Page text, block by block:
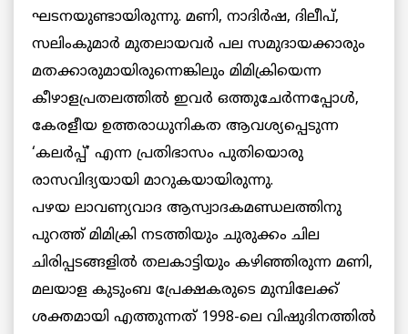
ഘടനയുണ്ടായിരുന്നു. മണി, നാദിര്‍ഷ, ദിലീപ്,
സലിംകുമാര്‍ മുതലായവര്‍ പല സമുദായക്കാരും
മതക്കാരുമായിരുന്നെങ്കിലും മിമിക്രിയെന്ന
കീഴാളപ്രതലത്തില്‍ ഇവര്‍ ഒത്തുചേര്‍ന്നപ്പോള്‍,
കേരളീയ ഉത്തരാധുനികത ആവശ്യപ്പെടുന്ന
‘കലര്‍പ്പ്’ എന്ന പ്രതിഭാസം പുതിയൊരു
രാസവിദ്യയായി മാറുകയായിരുന്നു.
പഴയ ലാവണ്യവാദ ആസ്വാദകമണ്ഡലത്തിനു
പുറത്ത് മിമിക്രി നടത്തിയും ചുരുക്കം ചില
ചിരിപ്പടങ്ങളില്‍ തലകാട്ടിയും കഴിഞ്ഞിരുന്ന മണി,
മലയാള കുടുംബ പ്രേക്ഷകരുടെ മുമ്പിലേക്ക്
ശക്തമായി എത്തുന്നത് 1998-ലെ വിഷുദിനത്തില്‍